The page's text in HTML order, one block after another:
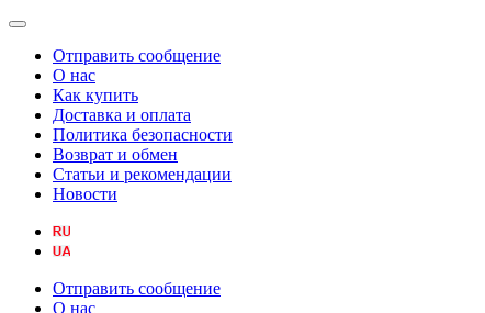
Отправить сообщение
О нас
Как купить
Доставка и оплата
Политика безопасности
Возврат и обмен
Статьи и рекомендации
Новости
Отправить сообщение
О нас